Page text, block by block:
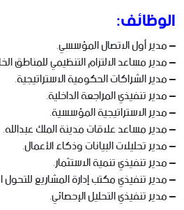
الوظائف:
– مدير أول الاتصال المؤسسي.
– مدير مساعد الالتزام التنظيمي للمناطق
– مدير الشراكات الحكومية الاستراتيجية.
– مدير تنفيذي المراجعة الداخلية.
– مدير الاستراتيجية المؤسسية.
– مدير مساعد علاقات مدينة الملك عبدالله.
– مدير تحليلات البيانات وذكاء الأعمال.
– مدير تنفيذي تنمية الاستثمار.
– مدير تنفيذي مكتب إدارة المشاريع للتحول
– مدير تنفيذي التحليل الإحصائي.